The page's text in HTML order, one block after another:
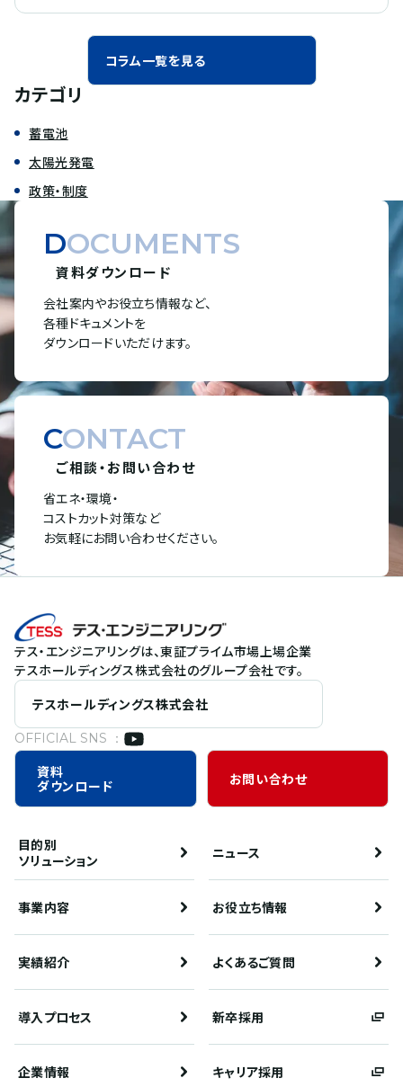
コラム一覧を見る
カテゴリ
蓄電池
太陽光発電
政策・制度
DOCUMENTS
資料ダウンロード
会社案内やお役立ち情報など、
各種ドキュメントを
ダウンロードいただけます。
CONTACT
ご相談・お問い合わせ
省エネ・環境・
コストカット対策など
お気軽にお問い合わせください。
テス・エンジニアリングは、東証プライム市場上場企業
テスホールディングス株式会社のグループ会社です。
テスホールディングス株式会社
OFFICIAL SNS ：
資料
ダウンロード
お問い合わせ
目的別
ソリューション
ニュース
事業内容 お役立ち情報
実績紹介 よくあるご質問
導入プロセス 新卒採用
企業情報 キャリア採用